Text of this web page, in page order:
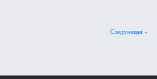
Следующая »